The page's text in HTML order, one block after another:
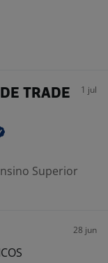
TRADE
1 jul
Superior
28 jun